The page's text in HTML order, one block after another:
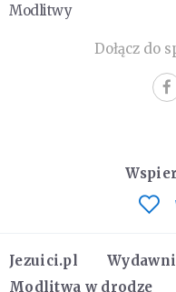
Modlitwy
Dołącz do
Jezuici.pl
Modlitwa w drodze